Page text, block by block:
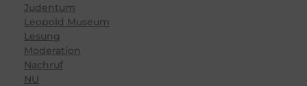
Judentum
Leopold Museum
Lesung
Moderation
Nachruf
NU